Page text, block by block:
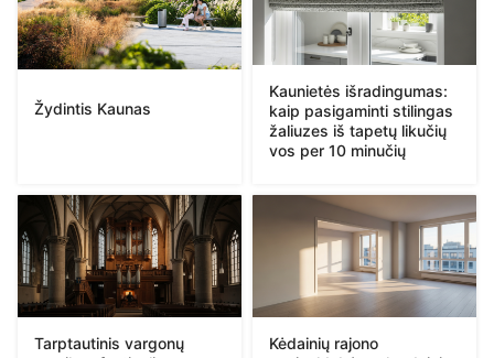
Žydintis Kaunas
Kaunietės išradingumas:
kaip pasigaminti stilingas
žaliuzes iš tapetų likučių
vos per 10 minučių
Tarptautinis vargonų
Kėdainių rajono